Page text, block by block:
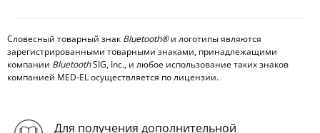
Словесный товарный знак Bluetooth®и логотипы являются
зарегистрированными товарными знаками, принадлежащими
компании BluetoothSIG, Inc., и любое использование таких знаков
компанией MED-EL осуществляется по лицензии.
Для получения дополнительной